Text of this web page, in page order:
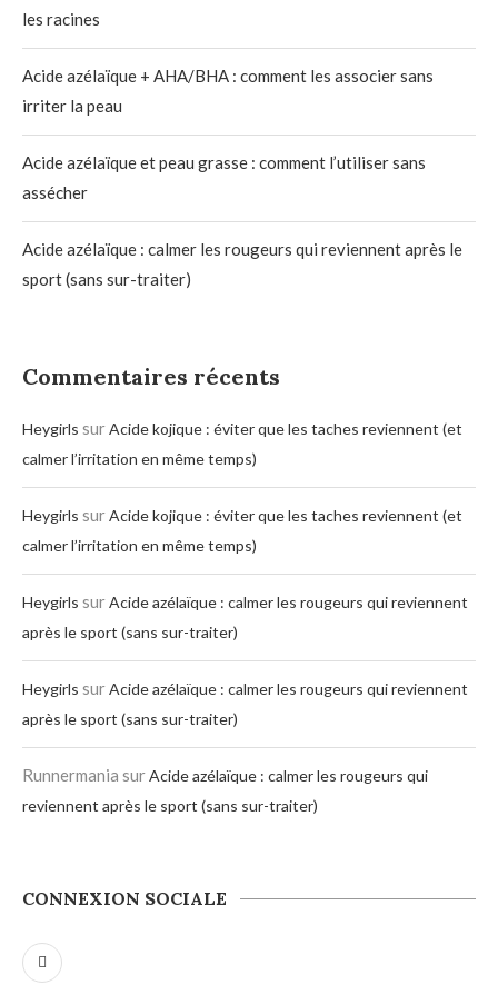
les racines
Acide azélaïque + AHA/BHA : comment les associer sans
irriter la peau
Acide azélaïque et peau grasse : comment l’utiliser sans
assécher
Acide azélaïque : calmer les rougeurs qui reviennent après le
sport (sans sur-traiter)
Commentaires récents
Heygirls surAcide kojique : éviter que les taches reviennent (et
calmer l’irritation en même temps)
Heygirls surAcide kojique : éviter que les taches reviennent (et
calmer l’irritation en même temps)
Heygirls surAcide azélaïque : calmer les rougeurs qui reviennent
après le sport (sans sur-traiter)
Heygirls surAcide azélaïque : calmer les rougeurs qui reviennent
après le sport (sans sur-traiter)
Runnermania surAcide azélaïque : calmer les rougeurs qui
reviennent après le sport (sans sur-traiter)
CONNEXION SOCIALE